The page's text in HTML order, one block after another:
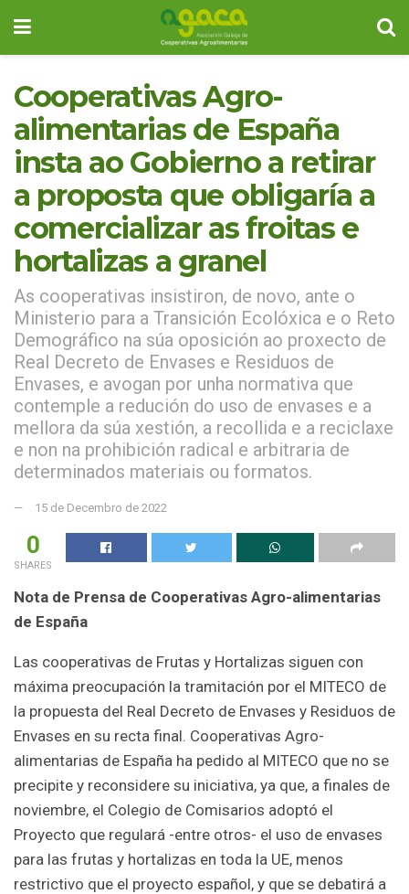
Cooperativas Agro-
alimentarias de España
insta ao Gobierno a retirar
a proposta que obligaría a
comercializar as froitas e
hortalizas a granel
As cooperativas insistiron, de novo, ante o
Ministerio para a Transición Ecolóxica e o Reto
Demográfico na súa oposición ao proxecto de
Real Decreto de Envases e Residuos de
Envases, e avogan por unha normativa que
contemple a redución do uso de envases e a
mellora da súa xestión, a recollida e a reciclaxe
e non na prohibición radical e arbitraria de
determinados materiais ou formatos.
15 de Decembro de 2022
0
SHARES
Nota de Prensa de Cooperativas Agro-alimentarias
de España
Las cooperativas de Frutas y Hortalizas siguen con
máxima preocupación la tramitación por el MITECO de
la propuesta del Real Decreto de Envases y Residuos de
Envases en su recta final. Cooperativas Agro-
alimentarias de España ha pedido al MITECO que no se
precipite y reconsidere su iniciativa, ya que, a finales de
noviembre, el Colegio de Comisarios adoptó el
Proyecto que regulará -entre otros- el uso de envases
para las frutas y hortalizas en toda la UE, menos
restrictivo que el proyecto español, y que se debatirá a